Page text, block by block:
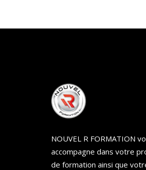
NOUVEL R FORMATION
accompagne dans votre
de formation ainsi que